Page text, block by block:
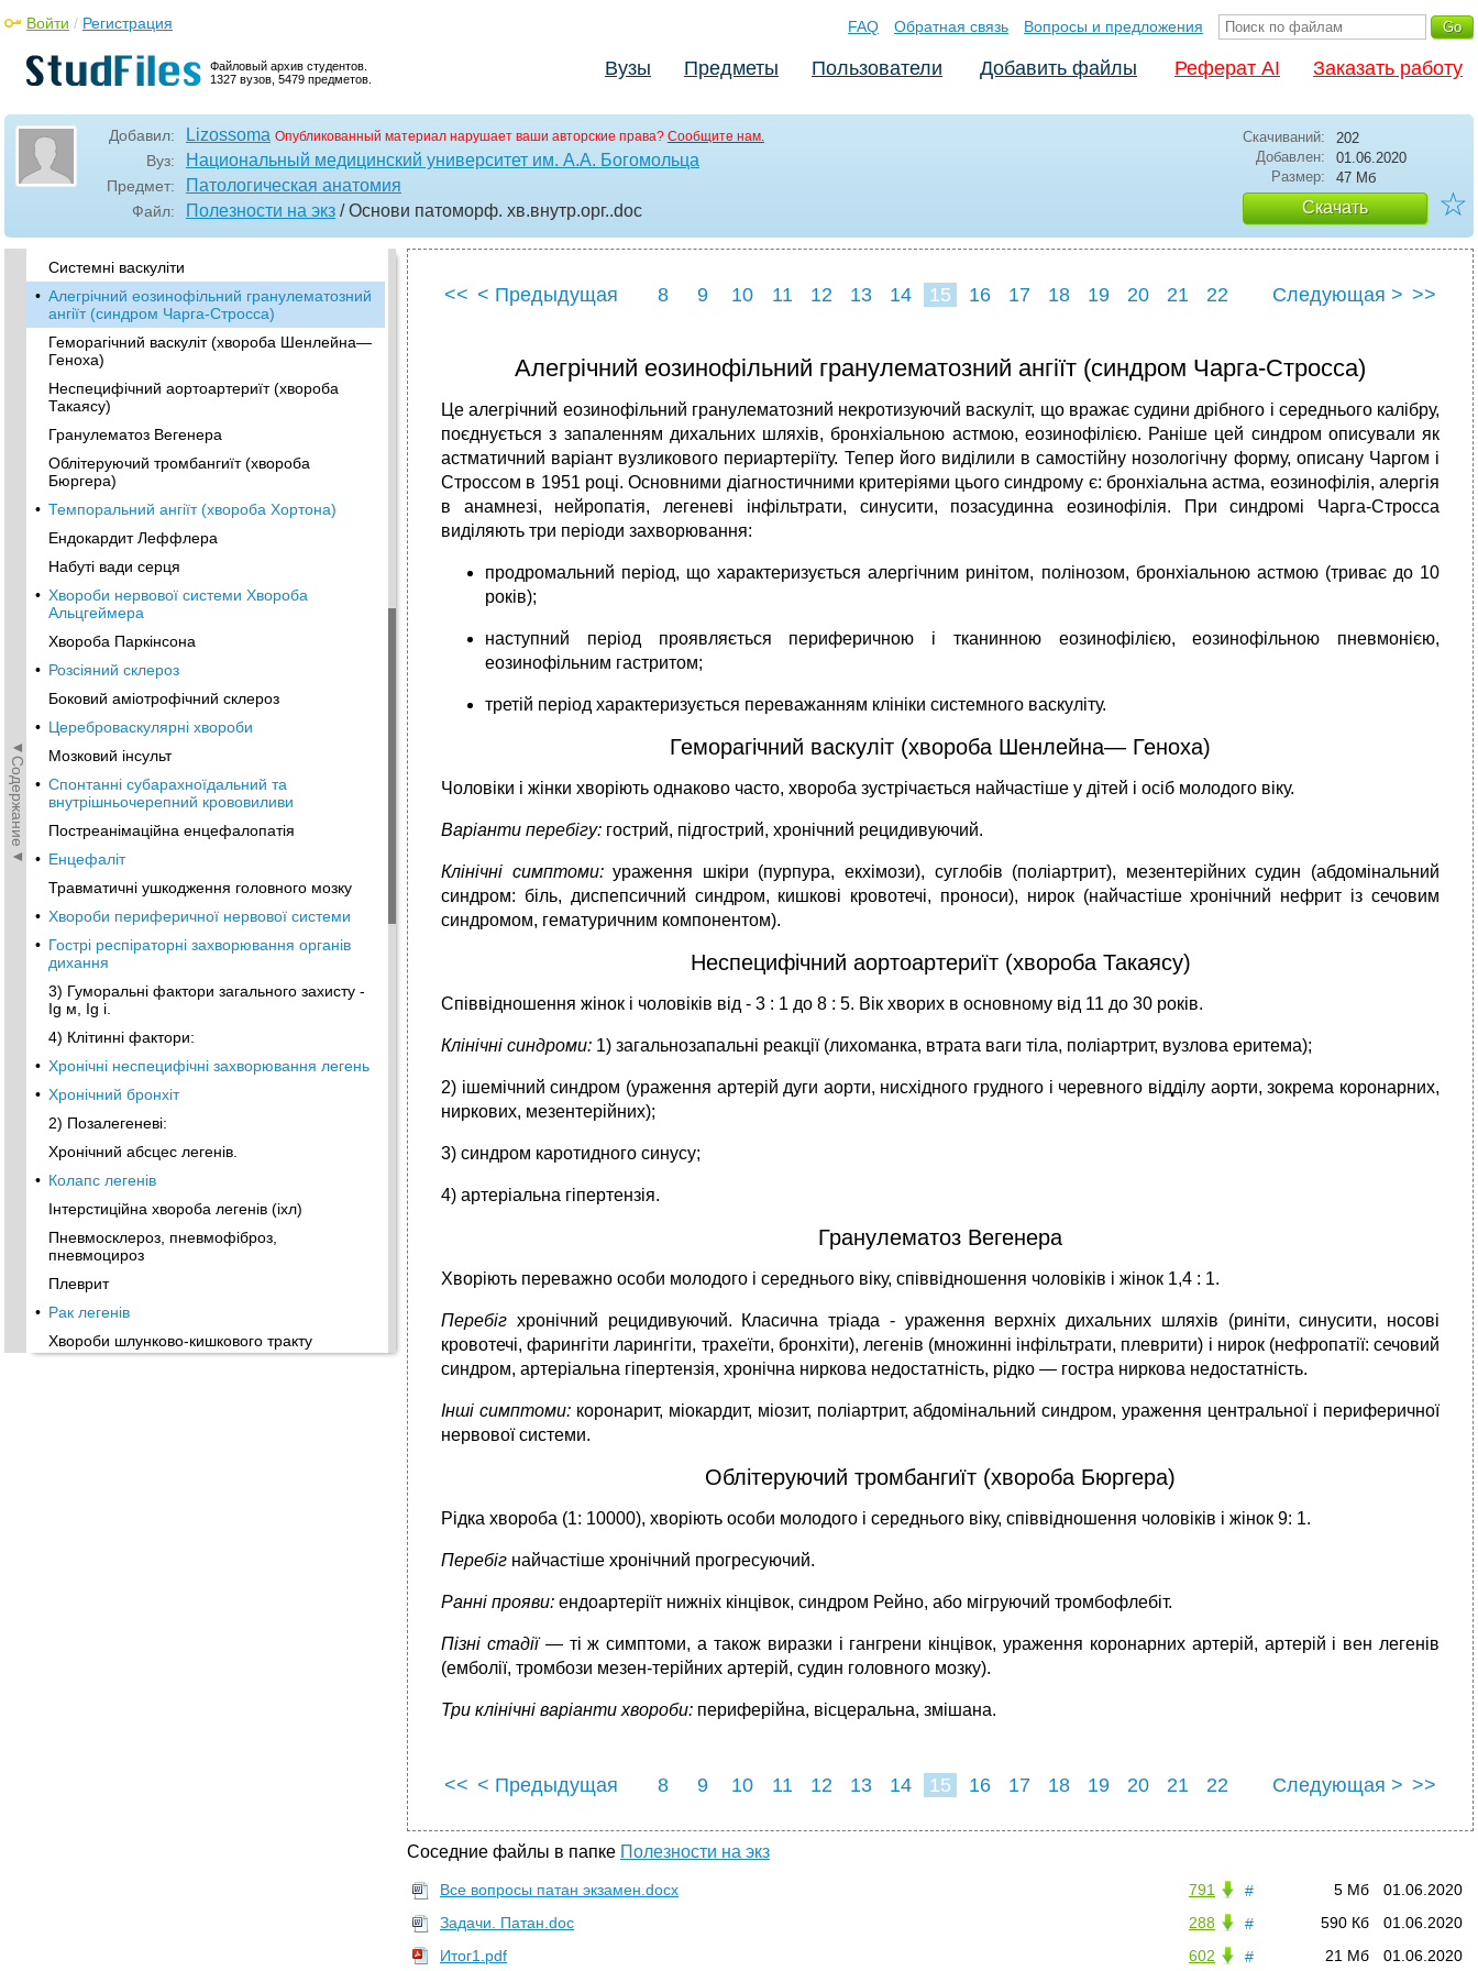
Файловый архив студентов.
1327 вузов, 5479 предметов.
Войти / Регистрация FAQ Обратная связь Вопросы и предложения
Вузы Предметы Пользователи Добавить файлы Реферат AI Заказать работу
Добавил: Lizossoma Опубликованный материал нарушает ваши авторские права? Сообщите нам.
Вуз: Национальный медицинский университет им. А.А. Богомольца
Предмет: Патологическая анатомия
Файл: Полезности на экз / Основи патоморф. хв.внутр.орг..doc
Скачиваний:
202
Добавлен:
01.06.2020
Размер:
47 Мб
Скачать ☆
◄Содержание◄
Ревматизм (хвороба Сокольського-Буйо)
• Ревматоїдний артрит
Хвороба Бєхтєрєва (Штрюмпеля - Марі)
Системний червоний вовчак (хвороба
Лібмана – Сакса)
• Системна склеродермія
Дерматоміозіт
Вузликовий периартеріїт (хвороба
Куссмауля – Мейера)
Системні васкуліти
• Алегрічний еозинофільний гранулематозний
ангіїт (синдром Чарга-Стросса)
Геморагічний васкуліт (хвороба Шенлейна—
Геноха)
Неспецифічний аортоартериїт (хвороба
Такаясу)
Гранулематоз Вегенера
Облітеруючий тромбангиїт (хвороба
Бюргера)
• Темпоральний ангіїт (хвороба Хортона)
Ендокардит Леффлера
Набуті вади серця
• Хвороби нервової системи Хвороба
Альцгеймера
Хвороба Паркінсона
• Розсіяний склероз
Боковий аміотрофічний склероз
• Цереброваскулярні хвороби
Мозковий інсульт
• Спонтанні субарахноїдальний та
внутрішньочерепний крововиливи
Постреанімаційна енцефалопатія
• Енцефаліт
Травматичні ушкодження головного мозку
• Хвороби периферичної нервової системи
• Гострі респіраторні захворювання органів
дихання
3) Гуморальні фактори загального захисту -
Ig м, Іg і.
4) Клітинні фактори:
• Хронічні неспецифічні захворювання легень
• Хронічний бронхіт
2) Позалегеневі:
Хронічний абсцес легенів.
• Колапс легенів
Інтерстиційна хвороба легенів (іхл)
Пневмосклероз, пневмофіброз,
пневмоцироз
Плеврит
• Рак легенів
Хвороби шлунково-кишкового тракту
<< < Предыдущая 8 9 10 11 12 13 14 15 16 17 18 19 20 21
22
Следующая > >>
Алегрічний еозинофільний гранулематозний ангіїт (синдром Чарга-Стросса)
Це алегрічний еозинофільний гранулематозний некротизуючий васкуліт, що вражає судини дрібного і середнього калібру,
поєднується з запаленням дихальних шляхів, бронхіальною астмою, еозинофілією. Раніше цей синдром описували як
астматичний варіант вузликового периартеріїту. Тепер його виділили в самостійну нозологічну форму, описану Чаргом і
Строссом в 1951 році. Основними діагностичними критеріями цього синдрому є: бронхіальна астма, еозинофілія, алергія
в анамнезі, нейропатія, легеневі інфільтрати, синусити, позасудинна еозинофілія. При синдромі Чарга-Стросса
виділяють три періоди захворювання:
продромальний період, що характеризується алергічним ринітом, полінозом, бронхіальною астмою (триває до 10
років);
наступний період проявляється периферичною і тканинною еозинофілією, еози­но­­фільною пневмонією,
еозинофільним гастритом;
третій період характеризується переважанням клініки системного васкуліту.
Геморагічний васкуліт (хвороба Шенлейна— Геноха)
Чоловіки і жінки хворіють однаково часто, хвороба зустрічається найчастіше у дітей і осіб молодого віку.
Варіанти перебігу: гострий, підгострий, хронічний рецидивуючий.
Клінічні симптоми:ураження шкіри (пурпура, екхімози), суглобів (поліартрит), мезентерійних судин (абдомінальний
синдром: біль, диспепсичний синдром, кишкові кровотечі, проноси), нирок (най­частіше хронічний нефрит із сечовим
синдромом, гематуричним компонентом).
Неспецифічний аортоартериїт (хвороба Такаясу)
Співвідношення жінок і чоловіків від - 3 : 1 до 8 : 5. Вік хворих в основному від 11 до 30 років.
Клінічні синдроми: 1) загальнозапальні реакції (лихоманка, втрата ваги тіла, поліартрит, вузлова еритема);
2) ішеміч­ний синдром (ураження артерій дуги аорти, нисхідного грудного і черевного відділу аорти, зокрема коронарних,
нир­кових, мезентерійних);
3) синдром каротидного синусу;
4) артеріальна гіпертензія.
Гранулематоз Вегенера
Хворіють переважно особи молодого і середнього віку, співвідношення чолові­ків і жінок 1,4 : 1.
Перебіг хронічний рецидивуючий. Класична тріада - уражен­ня верхніх дихальних шляхів (риніти, синусити, носові
кровотечі, фарингіти ларингіти, трахеїти, бронхіти), легенів (множинні інфільтрати, плеврити) і ни­рок (нефропатії: сечовий
синдром, арте­ріальна гіпертензія, хронічна ниркова недостатність, рідко — гостра ниркова недостатність.
Інші симптоми:коронарит, міокардит, міозит, поліартрит, абдомі­нальний синдром, ураження центральної і периферичної
нервової системи.
Облітеруючий тромбангиїт (хвороба Бюргера)
Рідка хвороба (1: 10000), хворіють особи молодого і середнього віку, співвідношен­ня чоловіків і жінок 9: 1.
Перебіг най­частіше хронічний прогресуючий.
Ранні прояви: ендоартеріїт нижніх кінцівок, синдром Рейно, або мігруючий тромбо­флебіт.
Пізні стадії — ті ж симптоми, а також виразки і гангрени кінцівок, ураження коронарних артерій, артерій і вен легенів
(емболії, тромбози мезен-терійних артерій, судин головного моз­ку).
Три клінічні варіанти хвороби: пе­риферійна, вісцеральна, змішана.
<< < Предыдущая 8 9 10 11 12 13 14 15 16 17 18 19 20 21
22
Следующая > >>
Соседние файлы в папке Полезности на экз
# 01.06.2020
5 Мб
791
Все вопросы патан экзамен.docx
#
01.06.2020
590 Кб
288
Задачи. Патан.doc
#
01.06.2020
21 Мб
602
Итог1.pdf